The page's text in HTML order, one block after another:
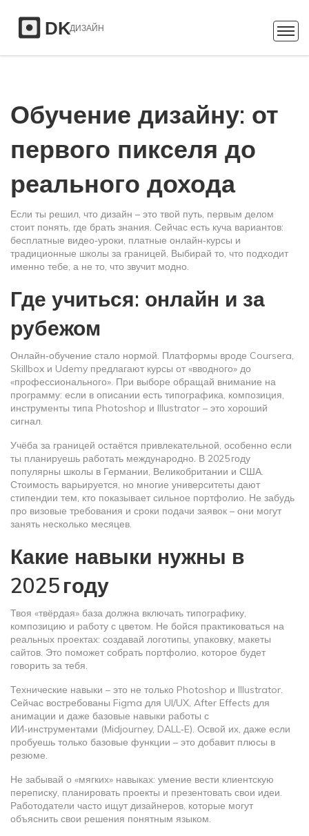
Обучение дизайну: от
первого пикселя до
реального дохода
Если ты решил, что дизайн – это твой путь, первым делом
стоит понять, где брать знания. Сейчас есть куча вариантов:
бесплатные видео‑уроки, платные онлайн‑курсы и
традиционные школы за границей. Выбирай то, что подходит
именно тебе, а не то, что звучит модно.
Где учиться: онлайн и за
рубежом
Онлайн‑обучение стало нормой. Платформы вроде Coursera,
Skillbox и Udemy предлагают курсы от «вводного» до
«профессионального». При выборе обращай внимание на
программу: если в описании есть типографика, композиция,
инструменты типа Photoshop и Illustrator – это хороший
сигнал.
Учёба за границей остаётся привлекательной, особенно если
ты планируешь работать международно. В 2025 году
популярны школы в Германии, Великобритании и США.
Стоимость варьируется, но многие университеты дают
стипендии тем, кто показывает сильное портфолио. Не забудь
про визовые требования и сроки подачи заявок – они могут
занять несколько месяцев.
Какие навыки нужны в
2025 году
Твоя «твёрдая» база должна включать типографику,
композицию и работу с цветом. Не бойся практиковаться на
реальных проектах: создавай логотипы, упаковку, макеты
сайтов. Это поможет собрать портфолио, которое будет
говорить за тебя.
Технические навыки – это не только Photoshop и Illustrator.
Сейчас востребованы Figma для UI/UX, After Effects для
анимации и даже базовые навыки работы с
ИИ‑инструментами (Midjourney, DALL‑E). Освой их, даже если
пробуешь только базовые функции – это добавит плюсы в
резюме.
Не забывай о «мягких» навыках: умение вести клиентскую
переписку, планировать проекты и презентовать свои идеи.
Работодатели часто ищут дизайнеров, которые могут
объяснить свои решения понятным языком.